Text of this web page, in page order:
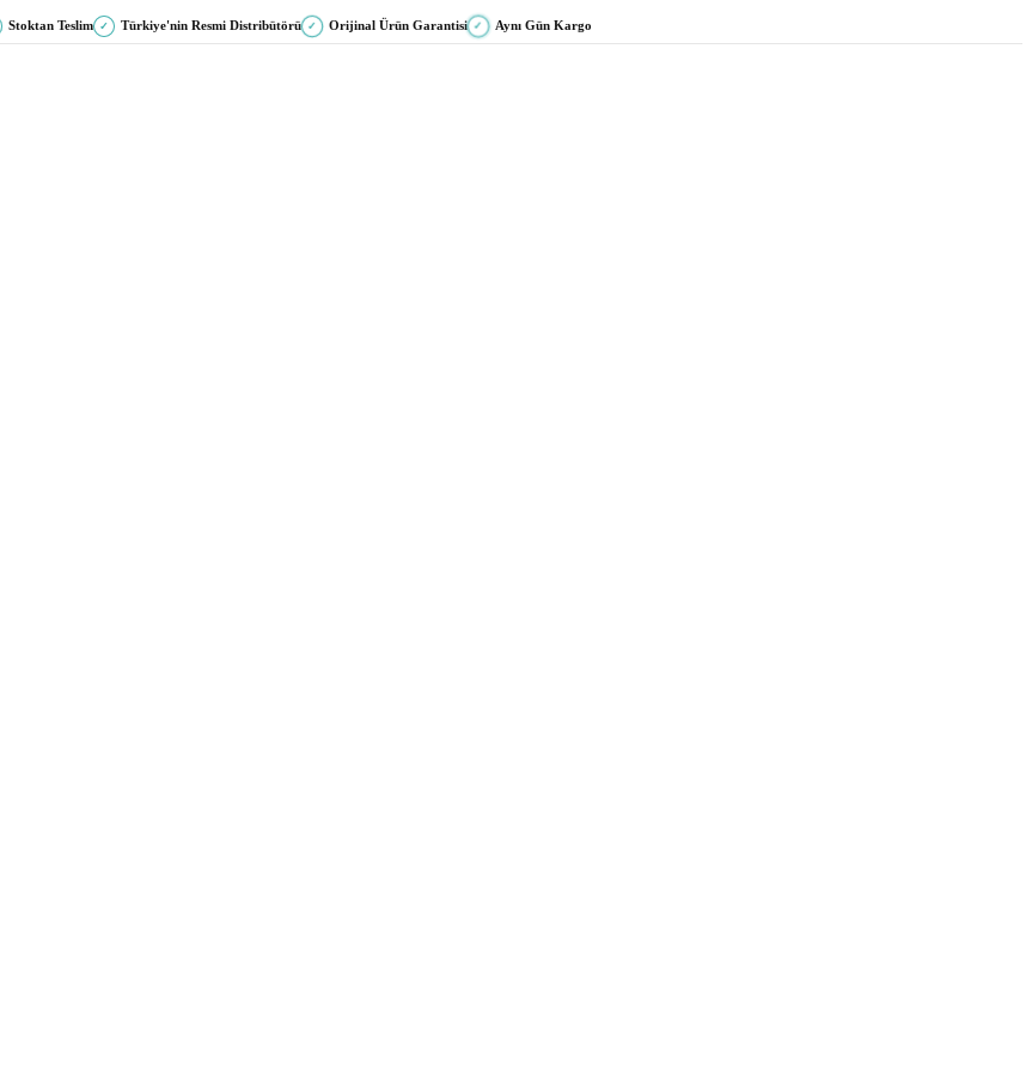
Stoktan Teslim ✓ Türkiye'nin Resmi Distribütörü ✓ Orijinal Ürün Garantisi ✓ Aynı Gün Kargo